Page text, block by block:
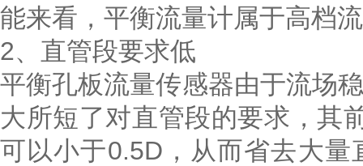
能来看，平衡流量计属于高档
2、直管段要求低
平衡孔板流量传感器由于流场
大所短了对直管段的要求，其
可以小于0.5D，从而省去大